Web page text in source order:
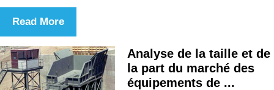
Read More
Analyse de la taille et de
la part du marché des
équipements de ...